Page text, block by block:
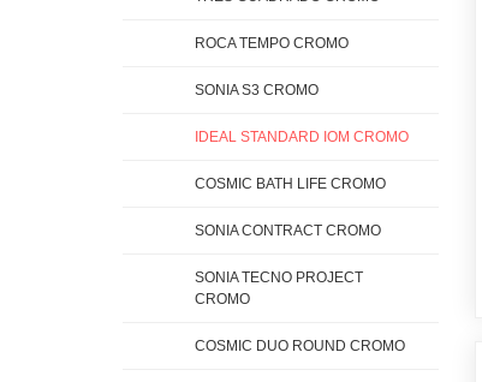
ROCA TEMPO CROMO
SONIA S3 CROMO
IDEAL STANDARD IOM CROMO
COSMIC BATH LIFE CROMO
SONIA CONTRACT CROMO
SONIA TECNO PROJECT
CROMO
COSMIC DUO ROUND CROMO